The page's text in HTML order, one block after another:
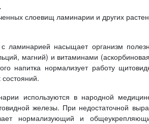
слоевищ ламинарии и других
ламинарией насыщает организм
магний) и витаминами
напитка нормализует работу
используются в народной
железы. При недостаточной
нормализующий и